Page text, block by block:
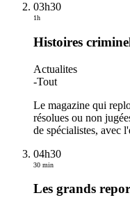
03h30
1h
Histoires
Actualites
-Tout
Le magazine qui
résolues ou non
de spécialistes, avec
04h30
30 min
Les grands